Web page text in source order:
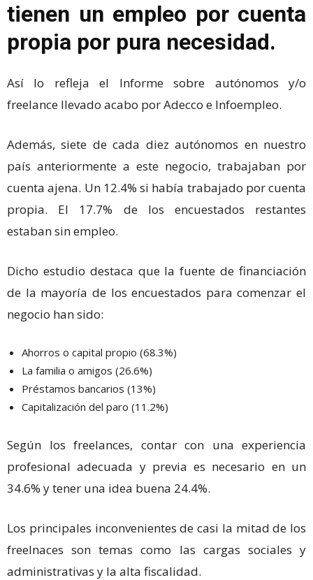
tienen un empleo por cuenta
propia por pura necesidad.
Así lo refleja el Informe sobre autónomos y/o
freelance llevado acabo por Adecco e Infoempleo.
Además, siete de cada diez autónomos en nuestro
país anteriormente a este negocio, trabajaban por
cuenta ajena. Un 12.4% si había trabajado por cuenta
propia. El 17.7% de los encuestados restantes
estaban sin empleo.
Dicho estudio destaca que la fuente de financiación
de la mayoría de los encuestados para comenzar el
negocio han sido:
Ahorros o capital propio (68.3%)
La familia o amigos (26.6%)
Préstamos bancarios (13%)
Capitalización del paro (11.2%)
Según los freelances, contar con una experiencia
profesional adecuada y previa es necesario en un
34.6% y tener una idea buena 24.4%.
Los principales inconvenientes de casi la mitad de los
freelnaces son temas como las cargas sociales y
administrativas y la alta fiscalidad.